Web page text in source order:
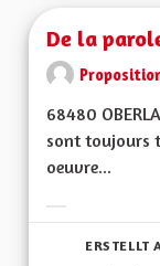
De la
68480
sont toujours
oeuvre...
ERSTELLT